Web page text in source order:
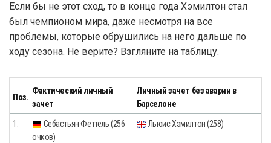
Если бы не этот сход, то в конце года Хэмилтон стал
был чемпионом мира, даже несмотря на все
проблемы, которые обрушились на него дальше по
ходу сезона. Не верите? Взгляните на таблицу.
Поз.
Фактический личный
зачет
Личный зачет без аварии в
Барселоне
1.
Себастьян Феттель (256
очков)
Льюис Хэмилтон (258)